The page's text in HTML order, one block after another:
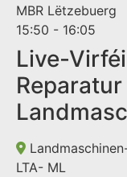
MBR Lëtzebuerg
15:50 - 16:05
Live-
LTA- ML